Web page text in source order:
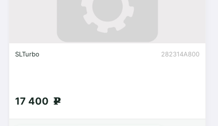
282314A800
SLTurbo
17 400 g